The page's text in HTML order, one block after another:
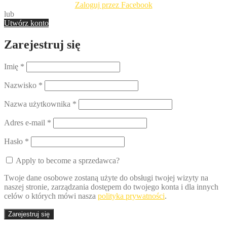
Zaloguj przez Facebook
lub
Utwórz konto
Zarejestruj się
Imię *
Nazwisko *
Nazwa użytkownika *
Adres e-mail *
Hasło *
Apply to become a sprzedawca?
Twoje dane osobowe zostaną użyte do obsługi twojej wizyty na
naszej stronie, zarządzania dostępem do twojego konta i dla innych
celów o których mówi nasza polityka prywatności.
Zarejestruj się